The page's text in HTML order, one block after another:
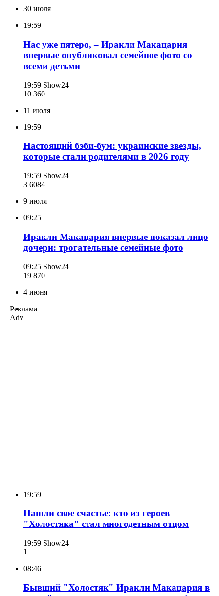
30 июля
19:59
Нас уже пятеро, – Иракли Макацария
впервые опубликовал семейное фото со
всеми детьми
19:59 Show24
10 360
11 июля
19:59
Настоящий бэби-бум: украинские звезды,
которые стали родителями в 2026 году
19:59 Show24
3 6084
9 июля
09:25
Иракли Макацария впервые показал лицо
дочери: трогательные семейные фото
09:25 Show24
19 870
4 июня
Реклама
Adv
19:59
Нашли свое счастье: кто из героев
"Холостяка" стал многодетным отцом
19:59 Show24
1
08:46
Бывший "Холостяк" Иракли Макацария в